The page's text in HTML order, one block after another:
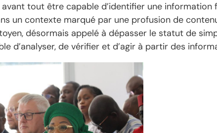
tout être capable d’identifier une information
un contexte marqué par une profusion de
désormais appelé à dépasser le statut de
d’analyser, de vérifier et d’agir à partir des